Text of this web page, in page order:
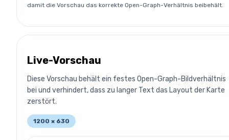
damit die Vorschau das korrekte Open-Graph-Verhältnis beibehält.
Live-Vorschau
Diese Vorschau behält ein festes Open-Graph-Bildverhältnis
bei und verhindert, dass zu langer Text das Layout der Karte
zerstört.
1200 × 630